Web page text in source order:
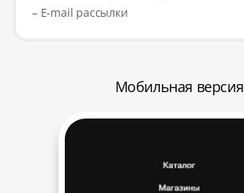
– E-mail рассылки
Мобильная версия